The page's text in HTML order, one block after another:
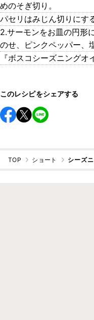
めのそぎ切り。
パセリはみじん切りにす
2.サーモンをお皿の円形
のせ、ピンクペッパー、
『ボスコシーズニングオ
このレシピをシェアする
TOP ショート シーズ